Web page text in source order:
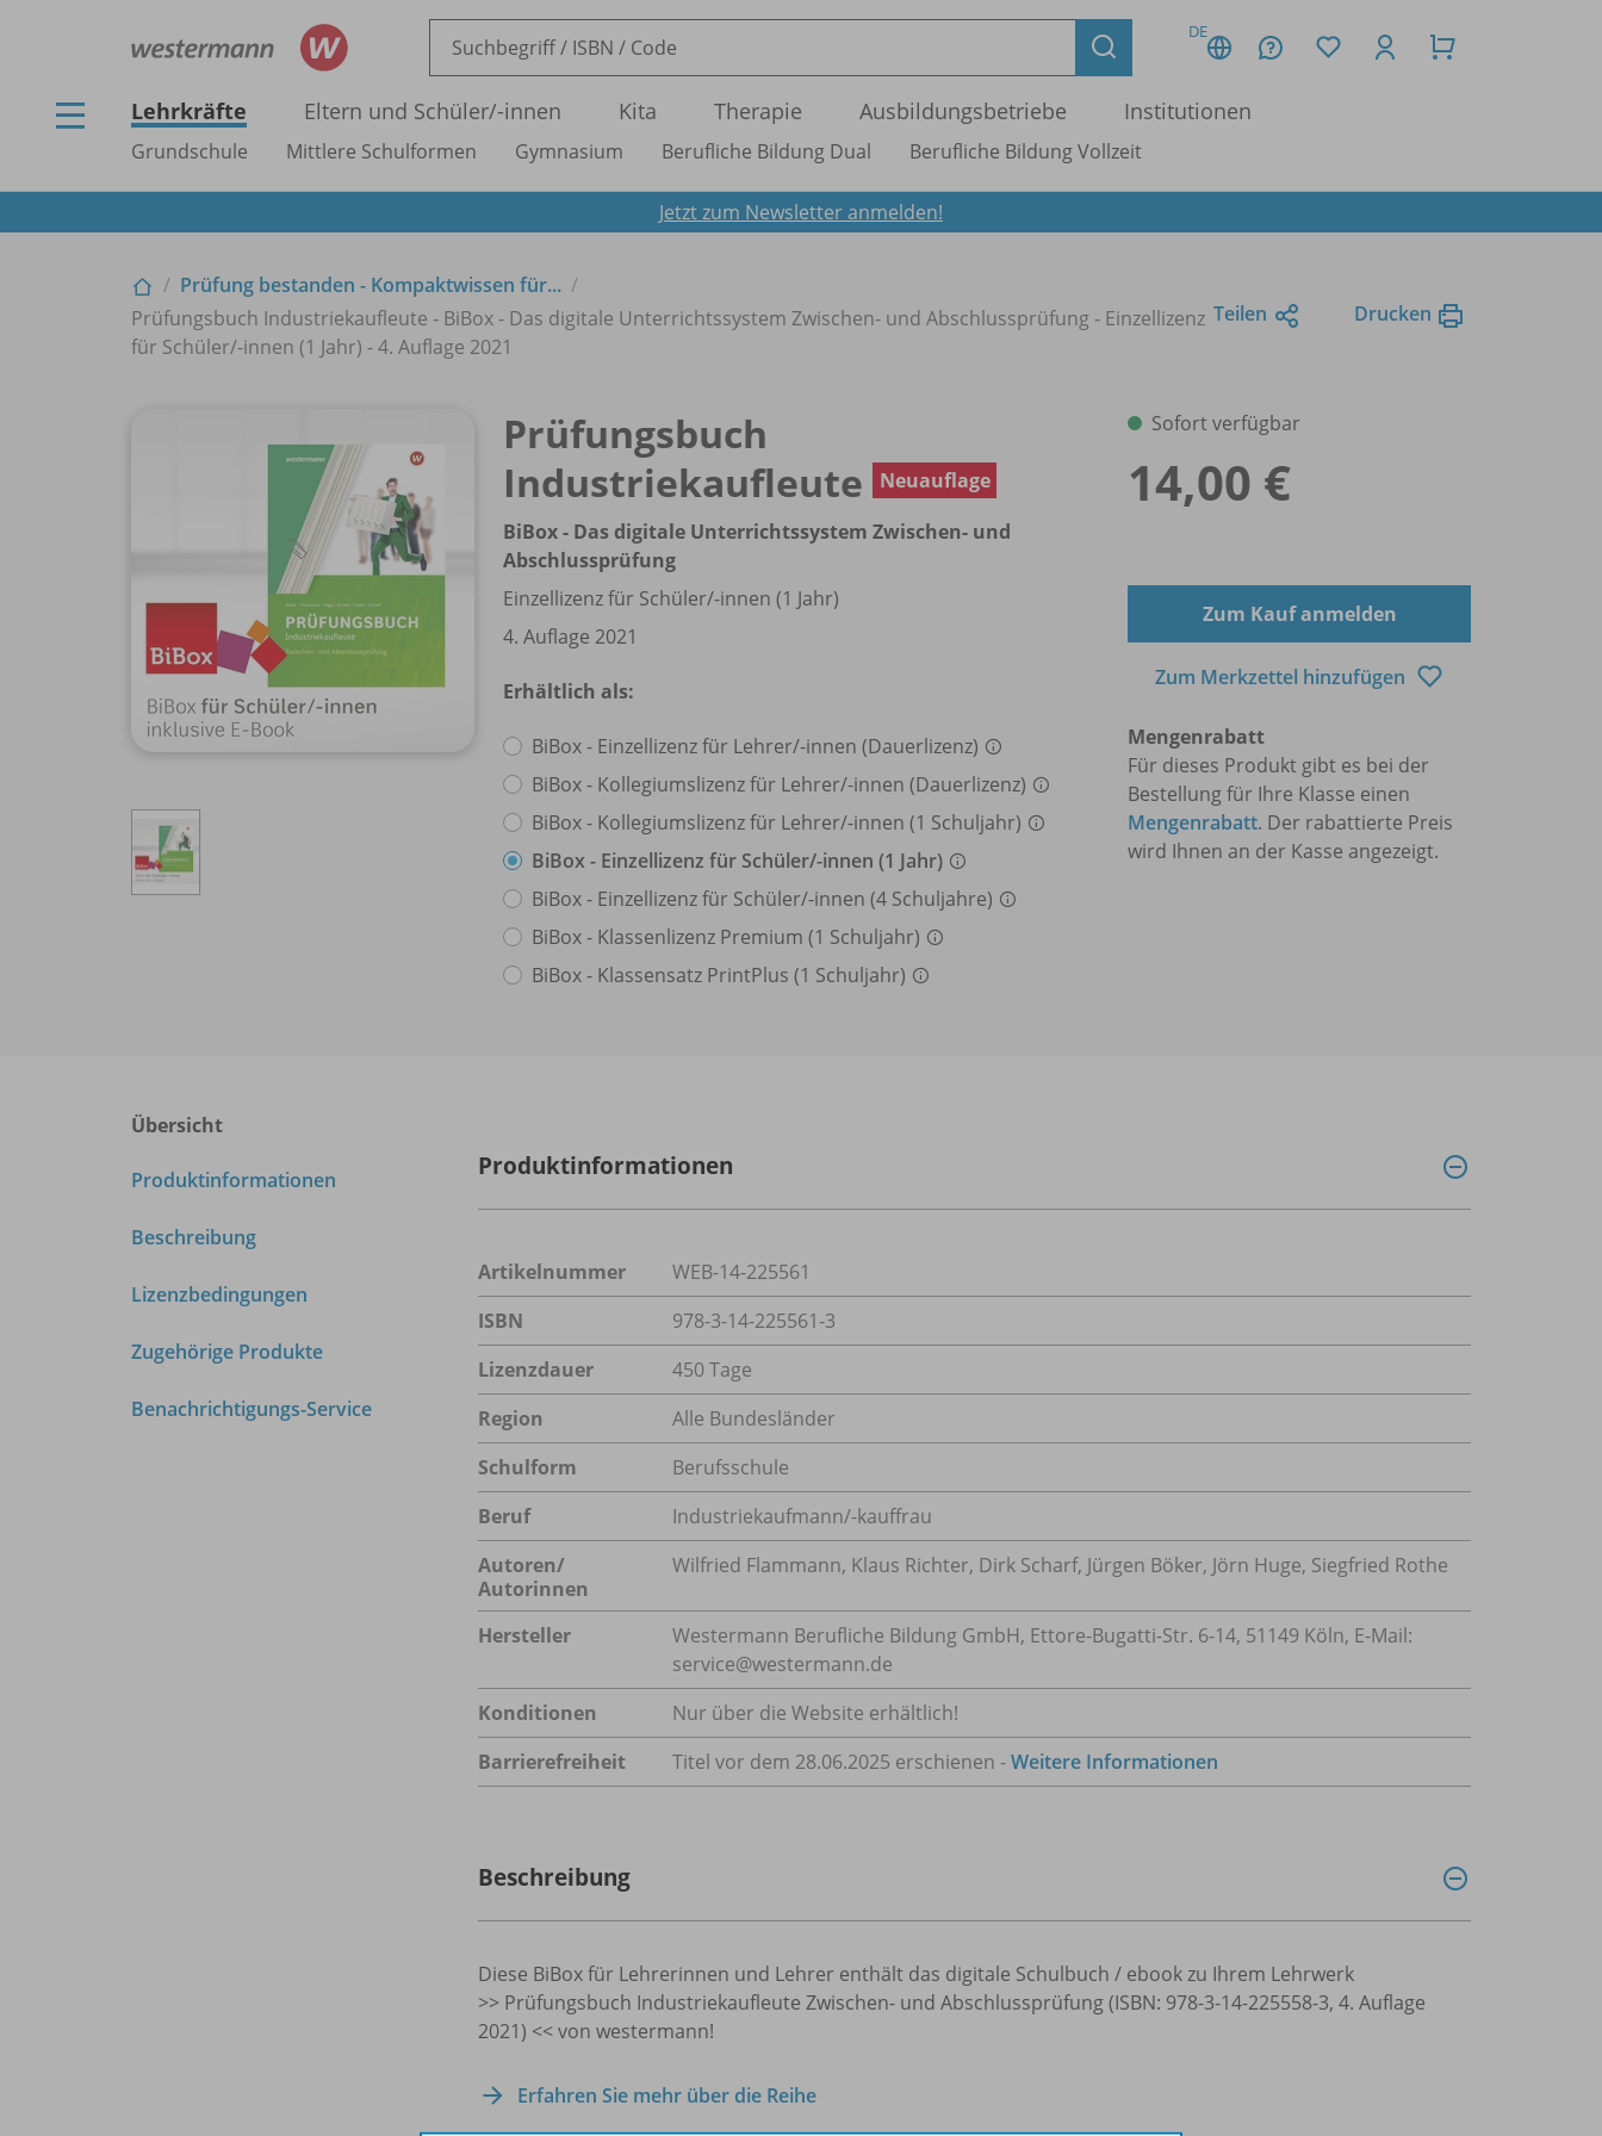
DE
Lehrkräfte Eltern und Schüler/-innen Kita Therapie Ausbildungsbetriebe Institutionen
Grundschule Mittlere Schulformen Gymnasium Berufliche Bildung Dual Berufliche Bildung Vollzeit
Jetzt zum Newsletter anmelden!
Prüfung bestanden - Kompaktwissen für...
Prüfungsbuch Industriekaufleute - BiBox - Das digitale Unterrichtssystem Zwischen- und Abschlussprüfung - Einzellizenz
für Schüler/-innen (1 Jahr) - 4. Auflage 2021
Teilen Drucken
Prüfungsbuch
Industriekaufleute
Neuauflage
BiBox - Das digitale Unterrichtssystem Zwischen- und
Abschlussprüfung
Einzellizenz für Schüler/-innen (1 Jahr)
4. Auflage 2021
Erhältlich als:
BiBox - Einzellizenz für Lehrer/-innen (Dauerlizenz)
BiBox - Kollegiumslizenz für Lehrer/-innen (Dauerlizenz)
BiBox - Kollegiumslizenz für Lehrer/-innen (1 Schuljahr)
BiBox - Einzellizenz für Schüler/-innen (1 Jahr)
BiBox - Einzellizenz für Schüler/-innen (4 Schuljahre)
BiBox - Klassenlizenz Premium (1 Schuljahr)
BiBox - Klassensatz PrintPlus (1 Schuljahr)
Sofort verfügbar
14,00 €
Zum Kauf anmelden
Zum Merkzettel hinzufügen
Mengenrabatt
Für dieses Produkt gibt es bei der
Bestellung für Ihre Klasse einen
Mengenrabatt. Der rabattierte Preis
wird Ihnen an der Kasse angezeigt.
Übersicht
Produktinformationen
Beschreibung
Lizenzbedingungen
Zugehörige Produkte
Benachrichtigungs-Service
Produktinformationen
Artikelnummer
WEB-14-225561
ISBN
978-3-14-225561-3
Lizenzdauer
450 Tage
Region
Alle Bundesländer
Schulform
Berufsschule
Beruf
Industriekaufmann/-kauffrau
Autoren/
Autorinnen
Wilfried Flammann, Klaus Richter, Dirk Scharf, Jürgen Böker, Jörn Huge, Siegfried Rothe
Hersteller
Westermann Berufliche Bildung GmbH, Ettore-Bugatti-Str. 6-14, 51149 Köln, E-Mail:
service@westermann.de
Konditionen
Nur über die Website erhältlich!
Barrierefreiheit
Titel vor dem 28.06.2025 erschienen -Weitere Informationen
Beschreibung
Diese BiBox für Lehrerinnen und Lehrer enthält das digitale Schulbuch / ebook zu Ihrem Lehrwerk
>> Prüfungsbuch Industriekaufleute Zwischen- und Abschlussprüfung (ISBN: 978-3-14-225558-3, 4. Auflage
2021) << von westermann!
Erfahren Sie mehr über die Reihe